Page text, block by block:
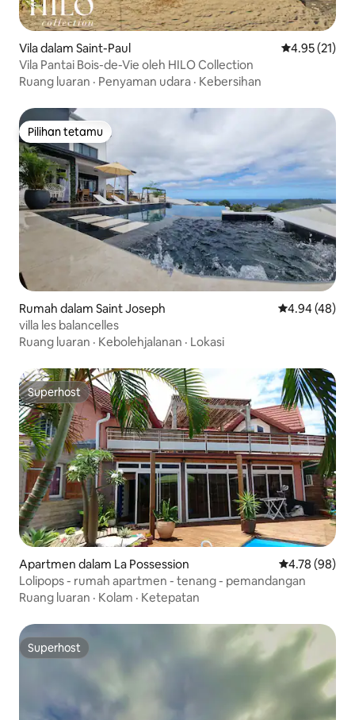
Vila dalam Saint-Paul Penarafan
4.95 (21)
Vila Pantai Bois-de-Vie oleh HILO Collection
Ruang luaran · Penyaman udara · Kebersihan
Pilihan tetamu
Pilihan tetamu
Rumah dalam Saint Joseph Penarafan
4.94 (48)
villa les balancelles
Ruang luaran · Kebolehjalanan · Lokasi
Superhost
Superhost
Apartmen dalam La Possession Penarafan
4.78 (98)
Lolipops - rumah apartmen - tenang - pemandangan
Ruang luaran · Kolam · Ketepatan
Superhost
Superhost